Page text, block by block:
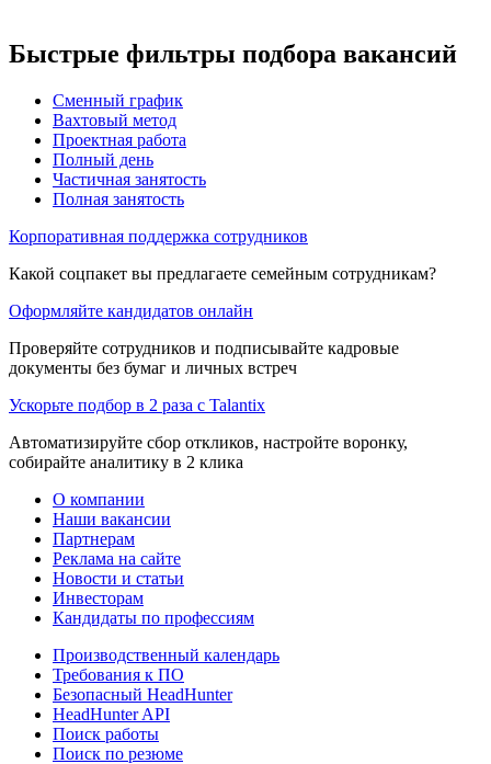
Быстрые фильтры подбора вакансий
Сменный график
Вахтовый метод
Проектная работа
Полный день
Частичная занятость
Полная занятость
Корпоративная поддержка сотрудников
Какой соцпакет вы предлагаете семейным сотрудникам?
Оформляйте кандидатов онлайн
Проверяйте сотрудников и подписывайте кадровые
документы без бумаг и личных встреч
Ускорьте подбор в 2 раза с Talantix
Автоматизируйте сбор откликов, настройте воронку,
собирайте аналитику в 2 клика
О компании
Наши вакансии
Партнерам
Реклама на сайте
Новости и статьи
Инвесторам
Кандидаты по профессиям
Производственный календарь
Требования к ПО
Безопасный HeadHunter
HeadHunter API
Поиск работы
Поиск по резюме